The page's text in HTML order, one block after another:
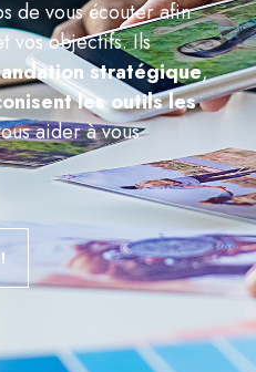
de vous écouter afin
vos objectifs. Ils
stratégique,
les outils les
aider à vous